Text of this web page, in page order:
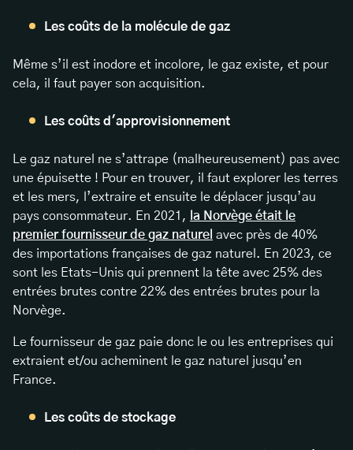
Les coûts de la molécule de gaz
Même s’il est inodore et incolore, le gaz existe, et pour
cela, il faut payer son acquisition.
Les coûts d'approvisionnement
Le gaz naturel ne s’attrape (malheureusement) pas avec
une épuisette ! Pour en trouver, il faut explorer les terres
et les mers, l’extraire et ensuite le déplacer jusqu’au
pays consommateur. En 2021,
la Norvège était le
premier fournisseur de gaz naturel avec près de 40%
des importations françaises de gaz naturel. En 2023, ce
sont les Etats-Unis qui prennent la tête avec 25% des
entrées brutes contre 22% des entrées brutes pour la
Norvège.
Le fournisseur de gaz paie donc le ou les entreprises qui
extraient et/ou acheminent le gaz naturel jusqu’en
France.
Les coûts de stockage